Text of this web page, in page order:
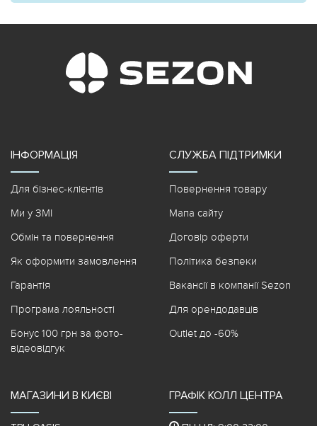
ІНФОРМАЦІЯ
Для бізнес-клієнтів
Ми у ЗМІ
Обмін та повернення
Як оформити замовлення
Гарантія
Програма лояльності
Бонус 100 грн за фото-
відеовідгук
СЛУЖБА ПІДТРИМКИ
Повернення товару
Мапа сайту
Договір оферти
Політика безпеки
Вакансії в компанії Sezon
Для орендодавців
Outlet до -60%
МАГАЗИНИ В КИЄВІ ГРАФІК КОЛЛ ЦЕНТРА